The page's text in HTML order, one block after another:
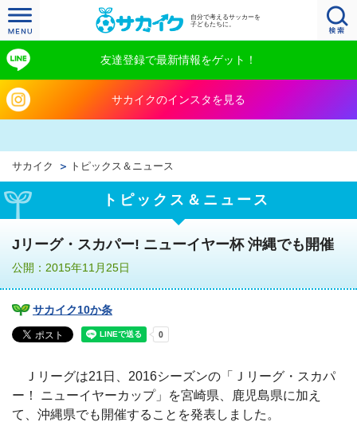
自分で考えるサッカーを
子どもたちに。
友達登録で最新情報をゲット！
サカイクのインスタを見る
サカイク トピックス＆ニュース
トピックス＆ニュース
Jリーグ・スカパー! ニューイヤー杯 沖縄でも開催
公開：2015年11月25日
サカイク10か条
Ｊリーグは21日、2016シーズンの「Ｊリーグ・スカパ
ー！ ニューイヤーカップ」を宮崎県、鹿児島県に加え
て、沖縄県でも開催することを発表しました。